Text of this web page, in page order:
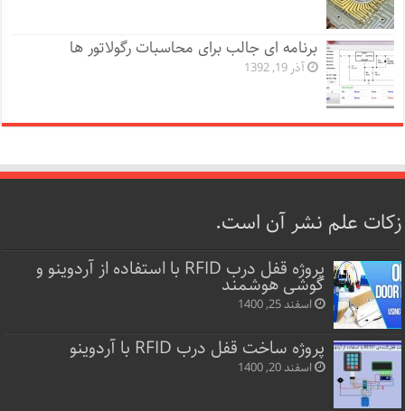
برنامه ای جالب برای محاسبات رگولاتور ها
آذر 19, 1392
زکات علم نشر آن است.
پروژه قفل‌ درب RFID با استفاده از آردوینو و
گوشی هوشمند
اسفند 25, 1400
پروژه ساخت قفل‌ درب RFID با آردوینو
اسفند 20, 1400